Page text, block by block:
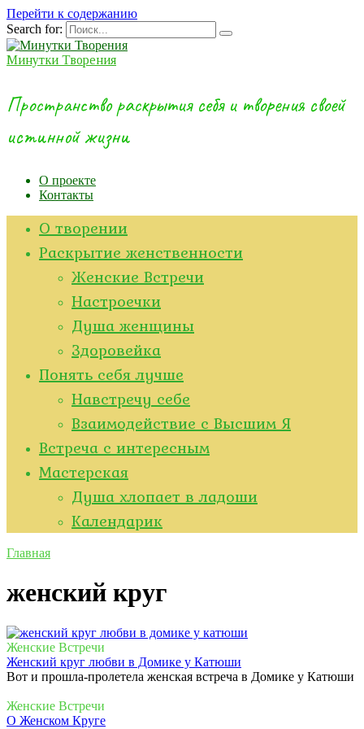
Перейти к содержанию
Search for:
Минутки Творения
Пространство раскрытия себя и творения своей
истинной жизни
О проекте
Контакты
О творении
Раскрытие женственности
Женские Встречи
Настроечки
Душа женщины
Здоровейка
Понять себя лучше
Навстречу себе
Взаимодействие с Высшим Я
Встреча с интересным
Мастерская
Душа хлопает в ладоши
Kалендарик
Главная
женский круг
Женские Встречи
Женский круг любви в Домике у Катюши
Вот и прошла-пролетела женская встреча в Домике у Катюши
Женские Встречи
О Женском Круге